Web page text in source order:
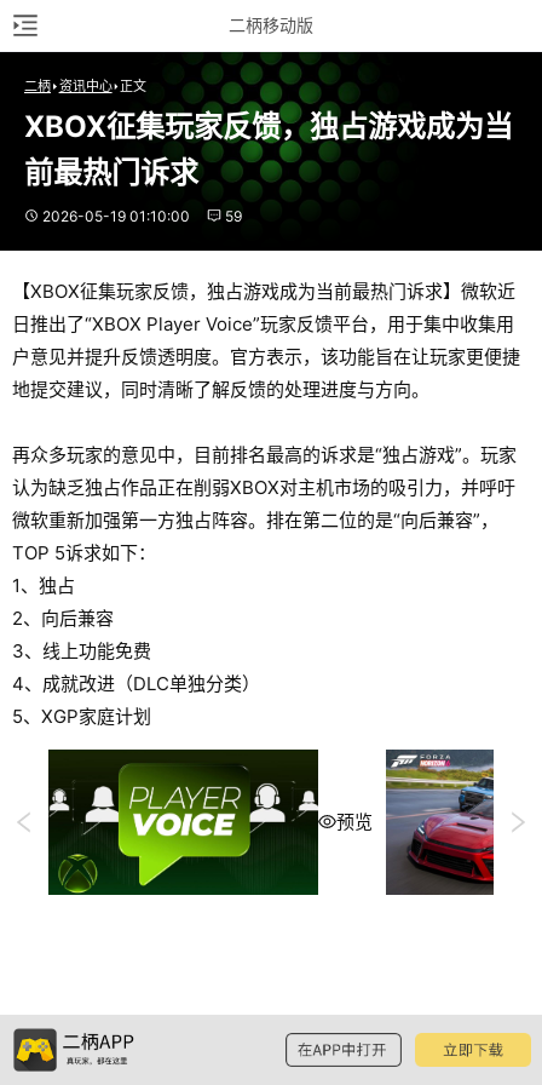
二柄移动版
二柄 资讯中心 正文
XBOX征集玩家反馈，独占游戏成为当
前最热门诉求
2026-05-19 01:10:00 59
【XBOX征集玩家反馈，独占游戏成为当前最热门诉求】微软近
日推出了“XBOX Player Voice”玩家反馈平台，用于集中收集用
户意见并提升反馈透明度。官方表示，该功能旨在让玩家更便捷
地提交建议，同时清晰了解反馈的处理进度与方向。
再众多玩家的意见中，目前排名最高的诉求是“独占游戏”。玩家
认为缺乏独占作品正在削弱XBOX对主机市场的吸引力，并呼吁
微软重新加强第一方独占阵容。排在第二位的是“向后兼容”，
TOP 5诉求如下：
1、独占
2、向后兼容
3、线上功能免费
4、成就改进（DLC单独分类）
5、XGP家庭计划
预览